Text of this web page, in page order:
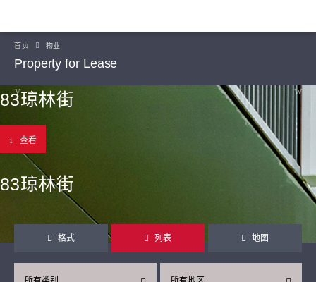
首页 物业
Property for Lease
83琼林街
查看
83琼林街
格式 列表 地图